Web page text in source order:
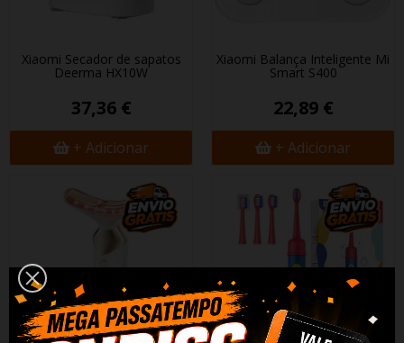
Xiaomi Secador de sapatos
Deerma HX10W
37,36 €
+ Adicionar
Xiaomi Balança Inteligente Mi
Smart S400
22,89 €
+ Adicionar